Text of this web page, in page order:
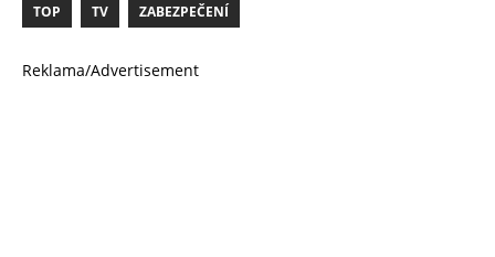
TOP TV ZABEZPEČENÍ
Reklama/Advertisement